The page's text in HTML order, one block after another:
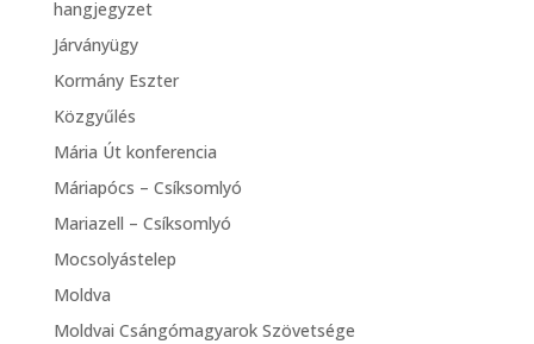
hangjegyzet
Járványügy
Kormány Eszter
Közgyűlés
Mária Út konferencia
Máriapócs – Csíksomlyó
Mariazell – Csíksomlyó
Mocsolyástelep
Moldva
Moldvai Csángómagyarok Szövetsége